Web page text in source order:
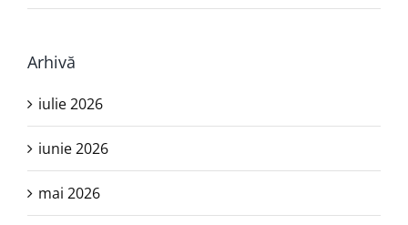
Arhivă
iulie 2026
iunie 2026
mai 2026